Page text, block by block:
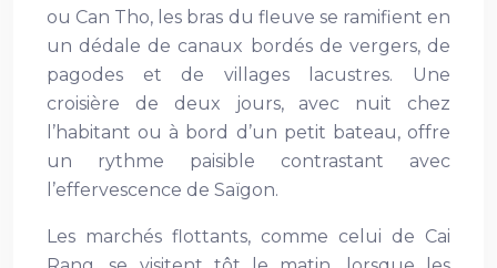
ou Can Tho, les bras du fleuve se ramifient en
un dédale de canaux bordés de vergers, de
pagodes et de villages lacustres. Une
croisière de deux jours, avec nuit chez
l’habitant ou à bord d’un petit bateau, offre
un rythme paisible contrastant avec
l’effervescence de Saïgon.
Les marchés flottants, comme celui de Cai